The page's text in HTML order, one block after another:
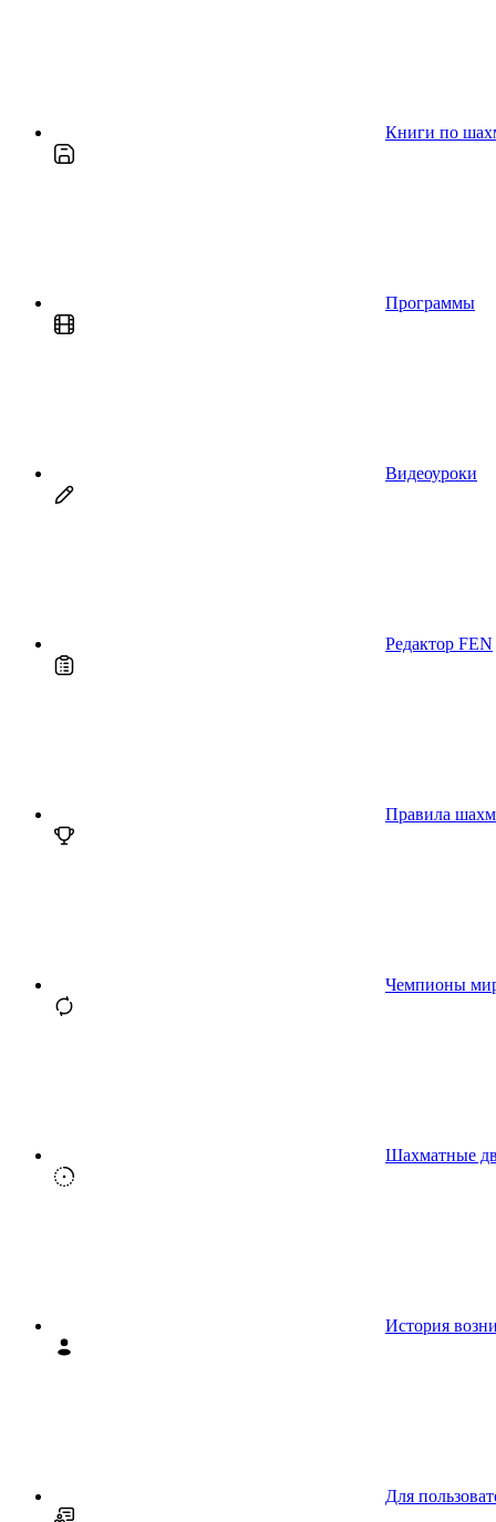
Книги по
Программы
Видеоуроки
Редактор FEN
Правила
Чемпионы
Шахматные
История
Для